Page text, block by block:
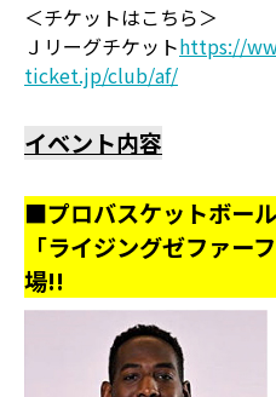
＜チケットはこちら＞
Ｊリーグチケットhttps://
ticket.jp/club/af/
イベント内容
■プロバスケットボー
「ライジングゼファー
場!!